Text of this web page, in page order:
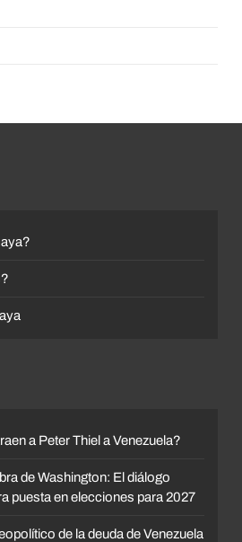
a Peter Thiel a Venezuela?
de Washington: El diálogo
puesta en elecciones para 2027
de la deuda de Venezuela